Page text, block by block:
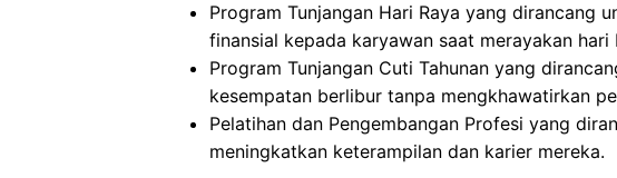
Program Tunjangan Hari Raya yang dirancang
finansial kepada karyawan saat merayakan hari
Program Tunjangan Cuti Tahunan yang
kesempatan berlibur tanpa mengkhawatirkan
Pelatihan dan Pengembangan Profesi yang
meningkatkan keterampilan dan karier mereka.